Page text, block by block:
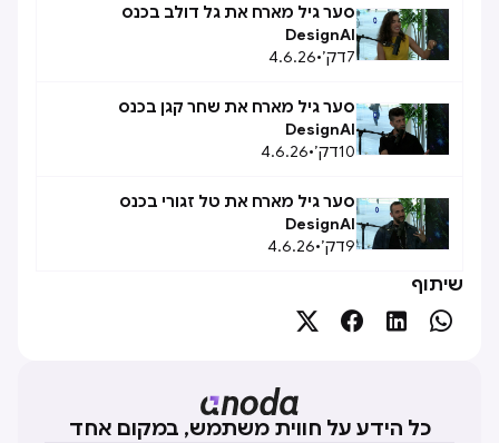
סער גיל מארח את גל דולב בכנס
DesignAI
7דק׳•
4.6.26
סער גיל מארח את שחר קגן בכנס
DesignAI
10דק׳•
4.6.26
סער גיל מארח את טל זגורי בכנס
DesignAI
9דק׳•
4.6.26
שיתוף




כל הידע על חווית משתמש, במקום אחד